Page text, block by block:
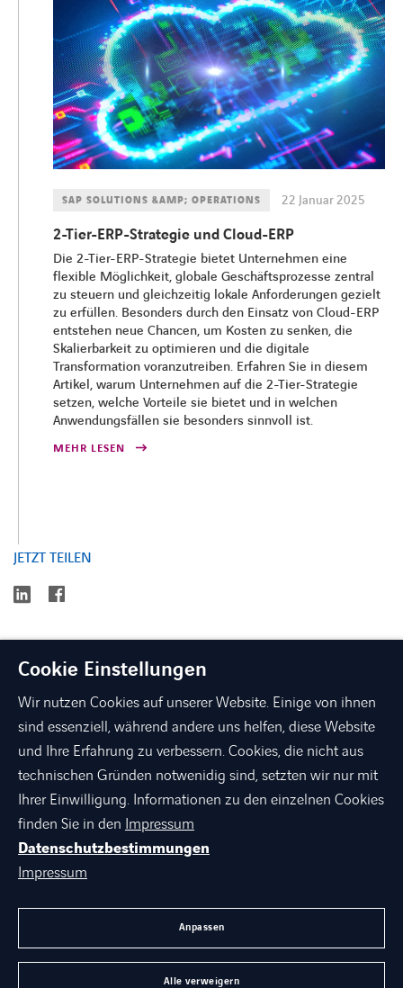
SAP SOLUTIONS &AMP; OPERATIONS 22 Januar 2025
2-Tier-ERP-Strategie und Cloud-ERP
Die 2-Tier-ERP-Strategie bietet Unternehmen eine
flexible Möglichkeit, globale Geschäftsprozesse zentral
zu steuern und gleichzeitig lokale Anforderungen gezielt
zu erfüllen. Besonders durch den Einsatz von Cloud-ERP
entstehen neue Chancen, um Kosten zu senken, die
Skalierbarkeit zu optimieren und die digitale
Transformation voranzutreiben. Erfahren Sie in diesem
Artikel, warum Unternehmen auf die 2-Tier-Strategie
setzen, welche Vorteile sie bietet und in welchen
Anwendungsfällen sie besonders sinnvoll ist.
MEHR LESEN
JETZT TEILEN
linkedin
linkedin
xing facebookinstagramyoutube
KARRIERE BEI AXIANS
Cookie Einstellungen
Wir nutzen Cookies auf unserer Website. Einige von ihnen
sind essenziell, während andere uns helfen, diese Website
und Ihre Erfahrung zu verbessern. Cookies, die nicht aus
technischen Gründen notwenidig sind, setzten wir nur mit
Ihrer Einwilligung. Informationen zu den einzelnen Cookies
finden Sie in den Impressum
Datenschutzbestimmungen
Impressum
Anpassen
Alle verweigern